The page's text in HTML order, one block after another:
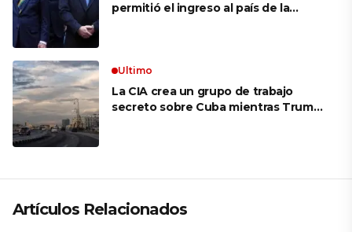
permitió el ingreso al país de la
Ultimo
La CIA crea un grupo de trabajo
secreto sobre Cuba mientras Trump
Artículos Relacionados